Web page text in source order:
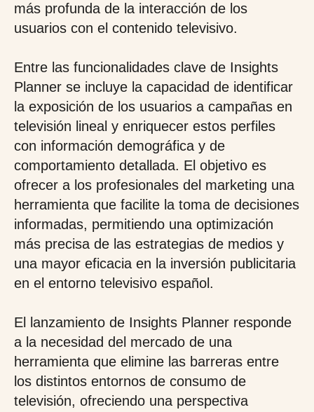
más profunda de la interacción de los
usuarios con el contenido televisivo.
Entre las funcionalidades clave de Insights
Planner se incluye la capacidad de identificar
la exposición de los usuarios a campañas en
televisión lineal y enriquecer estos perfiles
con información demográfica y de
comportamiento detallada. El objetivo es
ofrecer a los profesionales del marketing una
herramienta que facilite la toma de decisiones
informadas, permitiendo una optimización
más precisa de las estrategias de medios y
una mayor eficacia en la inversión publicitaria
en el entorno televisivo español.
El lanzamiento de Insights Planner responde
a la necesidad del mercado de una
herramienta que elimine las barreras entre
los distintos entornos de consumo de
televisión, ofreciendo una perspectiva